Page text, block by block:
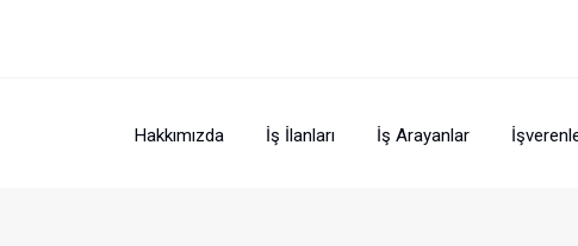
Hakkımızda İş İlanları İş Arayanlar